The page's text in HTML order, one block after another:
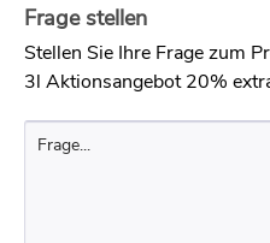
Antwort:
Hallo Frau Sturm, ja die Öle
mischen. Schreiben Sie sich
WIr können leider auf
Öle wie gemischt wurden ;-)
Frage stellen
Stellen Sie Ihre Frage zum
3l Aktionsangebot 20%